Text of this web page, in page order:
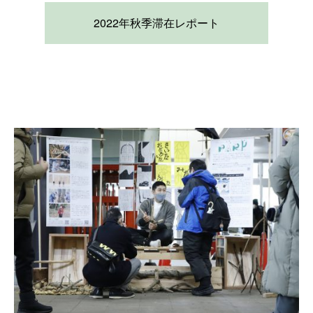
2022年秋季滞在レポート